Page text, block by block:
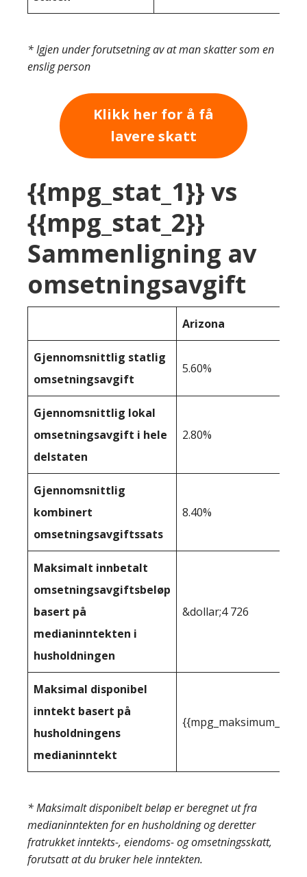
* Igjen under forutsetning av at man skatter som en
enslig person
Klikk her for å få
lavere skatt
{{mpg_stat_1}} vs
{{mpg_stat_2}}
Sammenligning av
omsetningsavgift
Arizona
Gjennomsnittlig statlig
omsetningsavgift
5.60%
Gjennomsnittlig lokal
omsetningsavgift i hele
delstaten
2.80%
Gjennomsnittlig
kombinert
omsetningsavgiftssats
8.40%
Maksimalt innbetalt
omsetningsavgiftsbeløp
basert på
medianinntekten i
husholdningen
&dollar;4 726
Maksimal disponibel
inntekt basert på
husholdningens
medianinntekt
* Maksimalt disponibelt beløp er beregnet ut fra
medianinntekten for en husholdning og deretter
fratrukket inntekts-, eiendoms- og omsetningsskatt,
forutsatt at du bruker hele inntekten.